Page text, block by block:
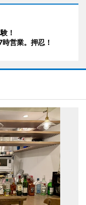
！
営業。押忍！